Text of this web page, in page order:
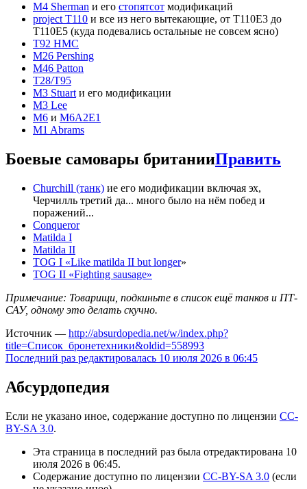
M4 Sherman и его стопятсот модификаций
project T110 и все из него вытекающие, от T110E3 до
T110E5 (куда подевались остальные не совсем ясно)
T92 HMC
M26 Pershing
M46 Patton
T28/T95
M3 Stuart и его модификации
M3 Lee
M6 и M6A2E1
M1 Abrams
Боевые самовары британииПравить
Churchill (танк) ие его модификации включая эх,
Черчилль третий да... много было на нём побед и
поражений...
Conqueror
Matilda I
Matilda II
TOG I «Like matilda II but longer»
TOG II «Fighting sausage»
Примечание: Товарищи, подкиньте в список ещё танков и ПТ-
САУ, одному это делать скучно.
Источник — http://absurdopedia.net/w/index.php?
title=Список_бронетехники&oldid=558993
Последний раз редактировалась 10 июля 2026 в 06:45
Абсурдопедия
Если не указано иное, содержание доступно по лицензии CC-
BY-SA 3.0.
Эта страница в последний раз была отредактирована 10
июля 2026 в 06:45.
Содержание доступно по лицензии CC-BY-SA 3.0 (если